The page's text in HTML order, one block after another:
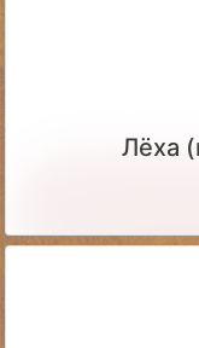
Лёха